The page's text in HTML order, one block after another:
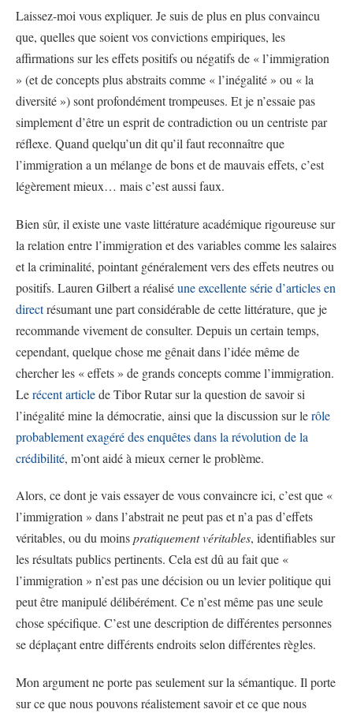
Laissez-moi vous expliquer. Je suis de plus en plus convaincu
que, quelles que soient vos convictions empiriques, les
affirmations sur les effets positifs ou négatifs de « l’immigration
» (et de concepts plus abstraits comme « l’inégalité » ou « la
diversité ») sont profondément trompeuses. Et je n’essaie pas
simplement d’être un esprit de contradiction ou un centriste par
réflexe. Quand quelqu’un dit qu’il faut reconnaître que
l’immigration a un mélange de bons et de mauvais effets, c’est
légèrement mieux… mais c’est aussi faux.
Bien sûr, il existe une vaste littérature académique rigoureuse sur
la relation entre l’immigration et des variables comme les salaires
et la criminalité, pointant généralement vers des effets neutres ou
positifs. Lauren Gilbert a réaliséune excellente série d’articles en
directrésumant une part considérable de cette littérature, que je
recommande vivement de consulter. Depuis un certain temps,
cependant, quelque chose me gênait dans l’idée même de
chercher les « effets » de grands concepts comme l’immigration.
Lerécent articlede Tibor Rutar sur la question de savoir si
l’inégalité mine la démocratie, ainsi que la discussion sur lerôle
probablement exagéré des enquêtes dans la révolution de la
crédibilité, m’ont aidé à mieux cerner le problème.
Alors, ce dont je vais essayer de vous convaincre ici, c’est que «
l’immigration » dans l’abstrait ne peut pas et n’a pas d’effets
véritables, ou du moinspratiquement véritables, identifiables sur
les résultats publics pertinents. Cela est dû au fait que «
l’immigration » n’est pas une décision ou un levier politique qui
peut être manipulé délibérément. Ce n’est même pas une seule
chose spécifique. C’est une description de différentes personnes
se déplaçant entre différents endroits selon différentes règles.
Mon argument ne porte pas seulement sur la sémantique. Il porte
sur ce que nous pouvons réalistement savoir et ce que nous